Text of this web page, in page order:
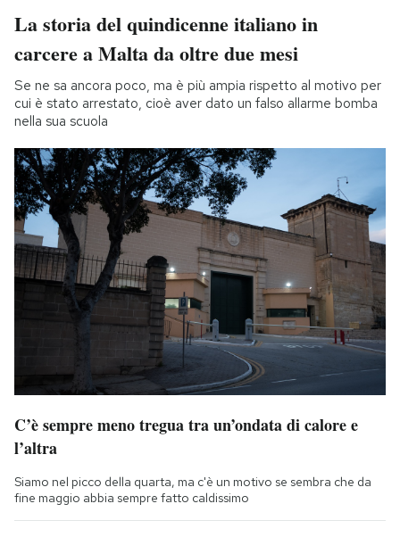
La storia del quindicenne italiano in
carcere a Malta da oltre due mesi
Se ne sa ancora poco, ma è più ampia rispetto al motivo per
cui è stato arrestato, cioè aver dato un falso allarme bomba
nella sua scuola
C’è sempre meno tregua tra un’ondata di calore e
l’altra
Siamo nel picco della quarta, ma c'è un motivo se sembra che da
fine maggio abbia sempre fatto caldissimo